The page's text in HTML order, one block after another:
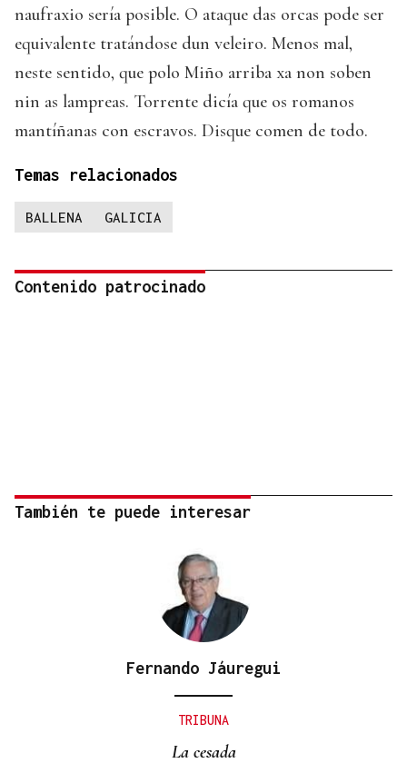
naufraxio sería posible. O ataque das orcas pode ser
equivalente tratándose dun veleiro. Menos mal,
neste sentido, que polo Miño arriba xa non soben
nin as lampreas. Torrente dicía que os romanos
mantíñanas con escravos. Disque comen de todo.
Temas relacionados
BALLENA GALICIA
Contenido patrocinado
También te puede interesar
Fernando Jáuregui
TRIBUNA
La cesada